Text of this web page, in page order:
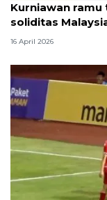
Kurniawan
soliditas
16 April 2026